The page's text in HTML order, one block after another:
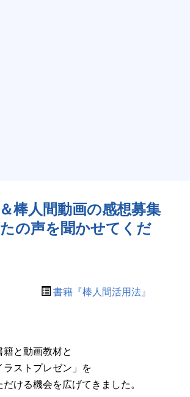
棒人間動画の感想募集
の声を聞かせてくだ
書籍『棒人間活用法』
と動画教材と
ラストプレゼン」を
ける機会を広げてきました。